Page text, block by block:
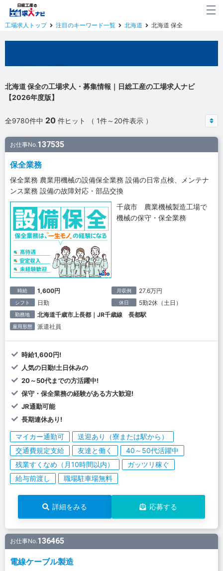
工場求人トップ 注目のキーワード一覧 北海道 北海道 保全
北海道 保全の工場求人・募集情報｜日総工産の工場求人ナビ
【2026年度版】
全9780件中 20 件ヒット （ 1件～20件表示 ）
お仕事No.137535
保全業務
保全業務 農業用機械の設備保全業務 設備の日常点検、メンテナ
ンス業務 設備の故障対応・部品交換
千歳市 農業機械製造工場で
機械の保守・保全業務
時給 1,600円 月収例 27.6万円
シフト 日勤 休日 5勤2休（土日）
勤務地 北海道千歳市上長都｜JR千歳線 長都駅
雇用形態 派遣社員
時給1,600円!
人気の日勤!土日休みの
20～50代までの方活躍中!
保守・保全業務の経験がある方大歓迎!
JR通勤可能
長期連休あり!
マイカー通勤可
送迎あり（寮または駅から）
交通費規定支給
友達と働く
40～50代活躍中
残業すくなめ（月10時間以内）
ガッツリ稼ぐ
給与前渡し
職場駐車場無料
詳細をみる 応募する
お仕事No.136465
電線ケーブル製造